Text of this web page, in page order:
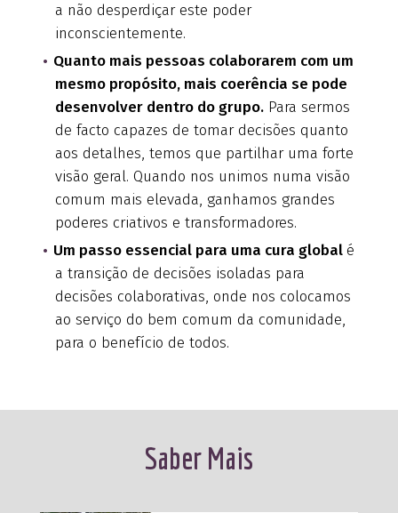
a não desperdiçar este poder
inconscientemente.
Quanto mais pessoas colaborarem com um
mesmo propósito, mais coerência se pode
desenvolver dentro do grupo.Para sermos
de facto capazes de tomar decisões quanto
aos detalhes, temos que partilhar uma forte
visão geral. Quando nos unimos numa visão
comum mais elevada, ganhamos grandes
poderes criativos e transformadores.
Um passo essencial para uma cura global é
a transição de decisões isoladas para
decisões colaborativas, onde nos colocamos
ao serviço do bem comum da comunidade,
para o benefício de todos.
Saber Mais